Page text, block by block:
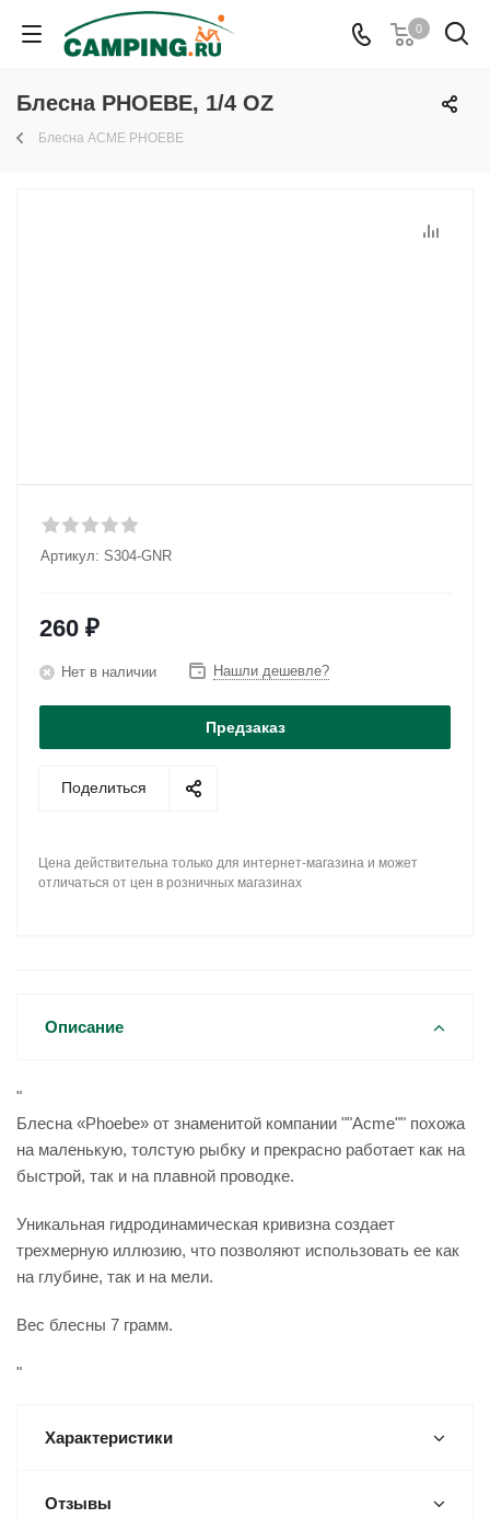
0
Блесна PHOEBE, 1/4 OZ
Блесна ACME PHOEBE
Артикул: S304-GNR
260 ₽
Нет в наличии Нашли дешевле?
Предзаказ
Поделиться
Цена действительна только для интернет-магазина и может
отличаться от цен в розничных магазинах
Описание
"
Блесна «Phoebe» от знаменитой компании ""Acme"" похожа
на маленькую, толстую рыбку и прекрасно работает как на
быстрой, так и на плавной проводке.
Уникальная гидродинамическая кривизна создает
трехмерную иллюзию, что позволяют использовать ее как
на глубине, так и на мели.
Вес блесны 7 грамм.
"
Характеристики
Отзывы